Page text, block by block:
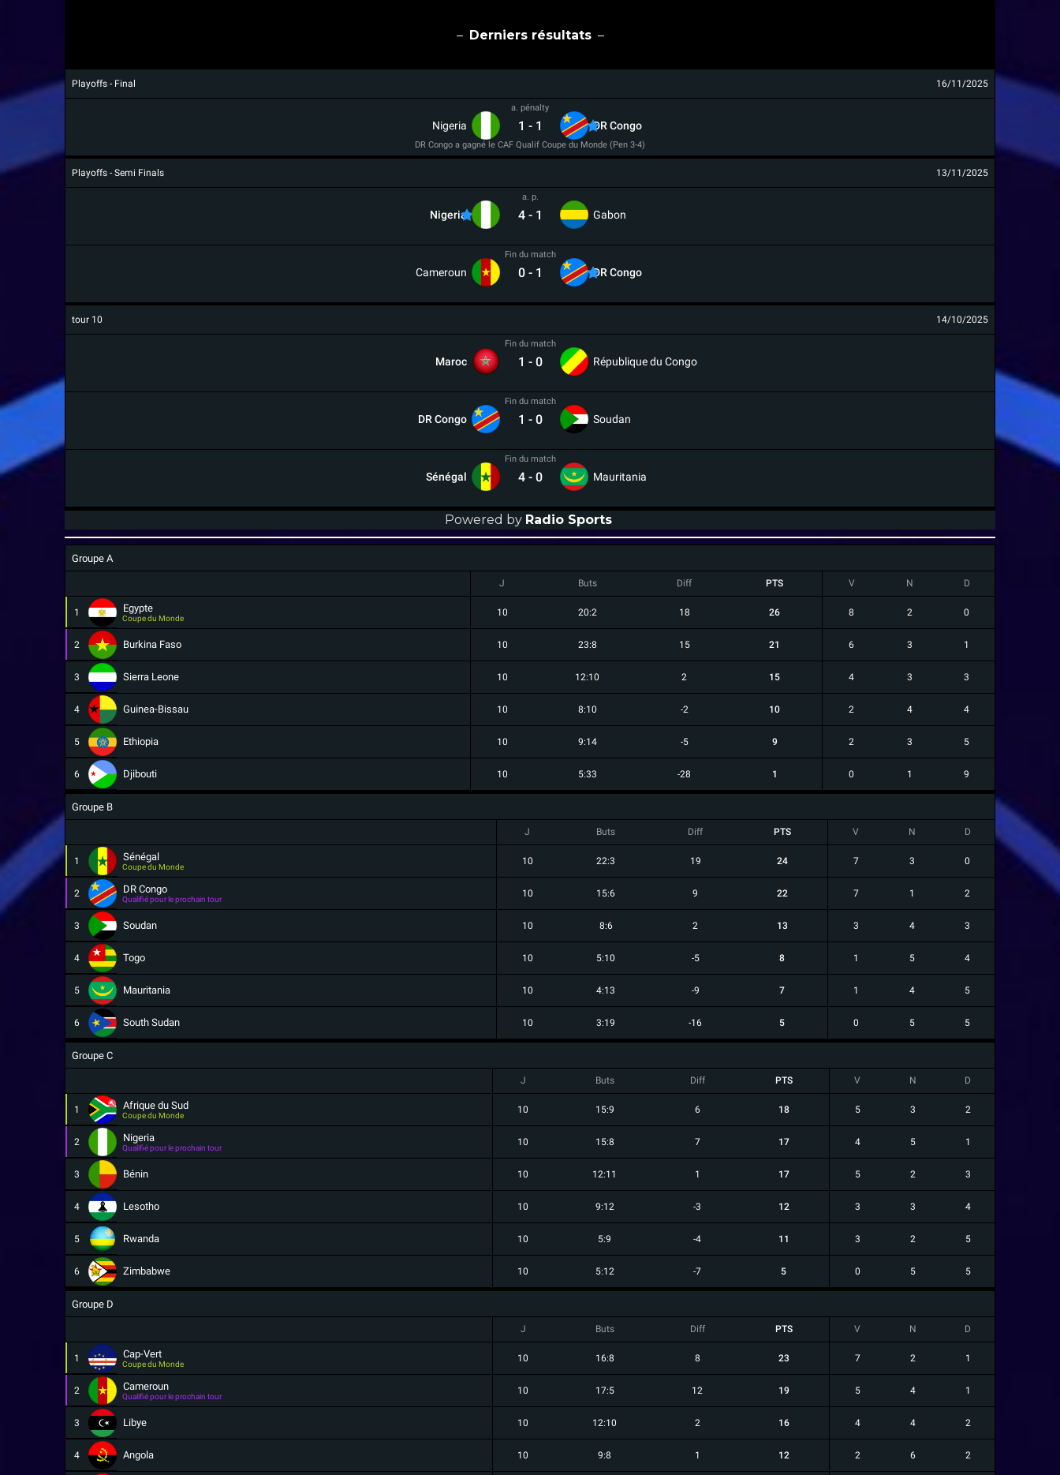
Derniers résultats
Playoffs - Final 16/11/2025
Nigeria
a. pénalty
1 - 1
DR Congo a gagné le CAF Qualif Coupe du Monde (Pen 3-4)
DR Congo
Playoffs - Semi Finals 13/11/2025
Nigeria
a. p.
4 - 1 Gabon
Cameroun
Fin du match
0 - 1 DR Congo
tour 10 14/10/2025
Maroc
Fin du match
1 - 0 République du Congo
DR Congo
Fin du match
1 - 0 Soudan
Sénégal
Fin du match
4 - 0 Mauritania
Powered by Radio Sports
Groupe A
J Buts Diff PTS V N D
1 Egypte
Coupe du Monde
10 20:2 18 26 8 2 0
2 Burkina Faso 10 23:8 15 21 6 3 1
3 Sierra Leone 10 12:10 2 15 4 3 3
4 Guinea-Bissau 10 8:10 -2 10 2 4 4
5 Ethiopia 10 9:14 -5 9 2 3 5
6 Djibouti 10 5:33 -28 1 0 1 9
Groupe B
J Buts Diff PTS V N D
1 Sénégal
Coupe du Monde
10 22:3 19 24 7 3 0
2 DR Congo
Qualifié pour le prochain tour
10 15:6 9 22 7 1 2
3 Soudan 10 8:6 2 13 3 4 3
4 Togo 10 5:10 -5 8 1 5 4
5 Mauritania 10 4:13 -9 7 1 4 5
6 South Sudan 10 3:19 -16 5 0 5 5
Groupe C
J Buts Diff PTS V N D
1 Afrique du Sud
Coupe du Monde
10 15:9 6 18 5 3 2
2 Nigeria
Qualifié pour le prochain tour
10 15:8 7 17 4 5 1
3 Bénin 10 12:11 1 17 5 2 3
4 Lesotho 10 9:12 -3 12 3 3 4
5 Rwanda 10 5:9 -4 11 3 2 5
6 Zimbabwe 10 5:12 -7 5 0 5 5
Groupe D
J Buts Diff PTS V N D
1 Cap-Vert
Coupe du Monde
10 16:8 8 23 7 2 1
2 Cameroun
Qualifié pour le prochain tour
10 17:5 12 19 5 4 1
3 Libye 10 12:10 2 16 4 4 2
4 Angola 10 9:8 1 12 2 6 2